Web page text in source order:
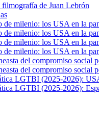
de Juan Lebrón
de milenio: los USA en la
de milenio: los USA en la
de milenio: los USA en la
de milenio: los USA en la
del compromiso social
del compromiso social
LGTBI (2025-2026):
LGTBI (2025-2026):